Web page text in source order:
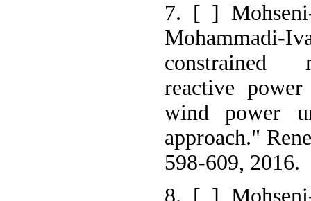
7. [ ]
Mohammadi-
constrained
reactive
wind power
approach."
598-609, 2016.
8. [ ]